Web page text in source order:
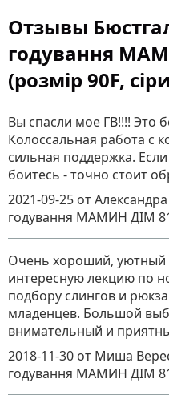
Отзывы
годування
(розмір 90F,
Вы спасли мое ГВ!!!! Это
Колоссальная работа с
сильная поддержка.
боитесь - точно стоит
2021-09-25 от
годування МАМИН ДІМ
Очень хороший, уютный
интересную лекцию по
подбору слингов и
младенцев. Большой
внимательный и
2018-11-30 от Миша
годування МАМИН ДІМ